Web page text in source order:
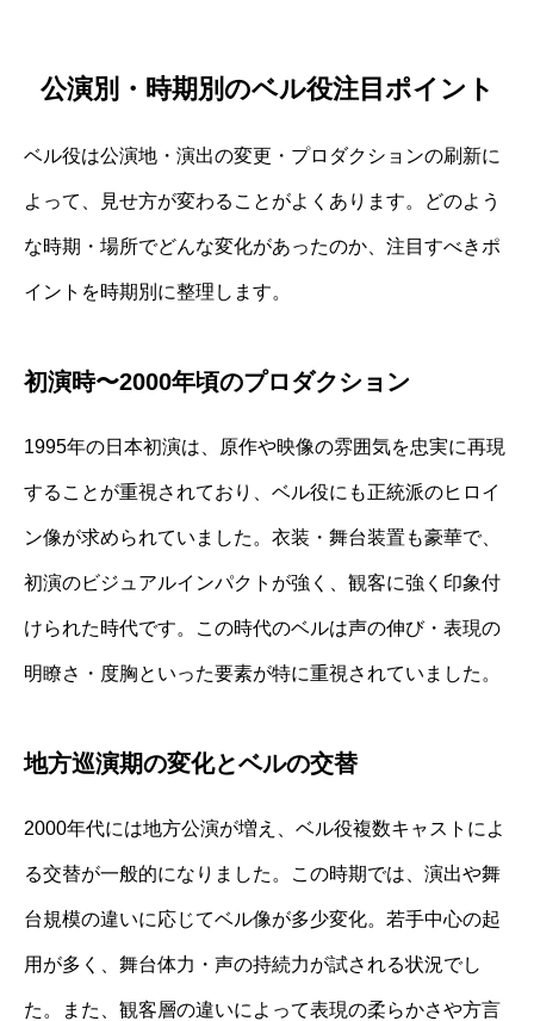
公演別・時期別のベル役注目ポイント
ベル役は公演地・演出の変更・プロダクションの刷新に
よって、見せ方が変わることがよくあります。どのよう
な時期・場所でどんな変化があったのか、注目すべきポ
イントを時期別に整理します。
初演時〜2000年頃のプロダクション
1995年の日本初演は、原作や映像の雰囲気を忠実に再現
することが重視されており、ベル役にも正統派のヒロイ
ン像が求められていました。衣装・舞台装置も豪華で、
初演のビジュアルインパクトが強く、観客に強く印象付
けられた時代です。この時代のベルは声の伸び・表現の
明瞭さ・度胸といった要素が特に重視されていました。
地方巡演期の変化とベルの交替
2000年代には地方公演が増え、ベル役複数キャストによ
る交替が一般的になりました。この時期では、演出や舞
台規模の違いに応じてベル像が多少変化。若手中心の起
用が多く、舞台体力・声の持続力が試される状況でし
た。また、観客層の違いによって表現の柔らかさや方言